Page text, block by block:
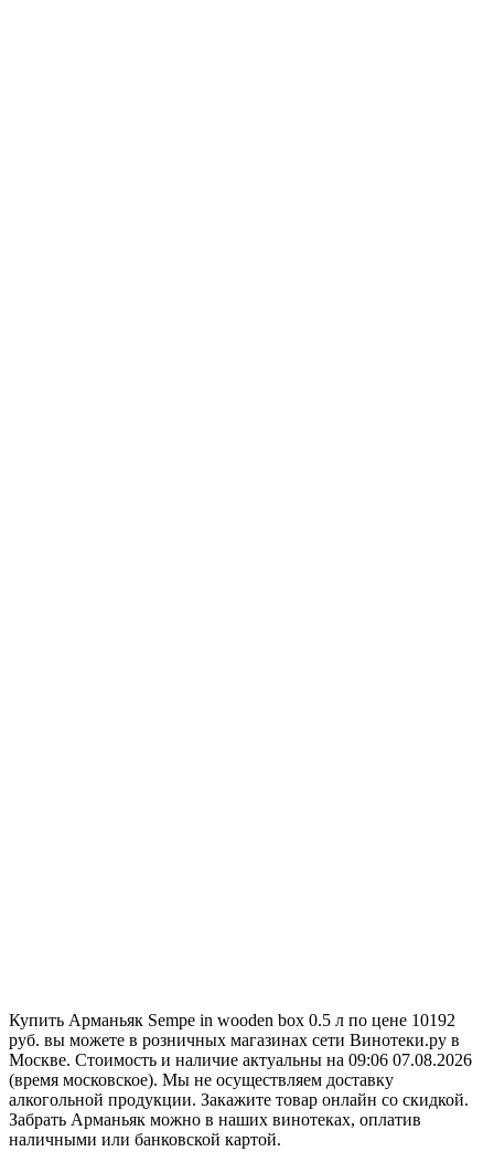
Купить Арманьяк Sempe in wooden box 0.5 л по цене 10192
руб. вы можете в розничных магазинах сети Винотеки.ру в
Москве. Стоимость и наличие актуальны на 09:06 07.08.2026
(время московское). Мы не осуществляем доставку
алкогольной продукции. Закажите товар онлайн со скидкой.
Забрать Арманьяк можно в наших винотеках, оплатив
наличными или банковской картой.